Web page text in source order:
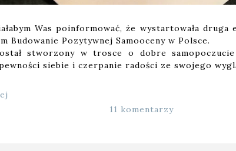
Was poinformować, że wystartowała druga
Budowanie Pozytywnej Samooceny w Polsce.
stworzony w trosce o dobre
siebie i czerpanie radości ze swojego
11 komentarzy